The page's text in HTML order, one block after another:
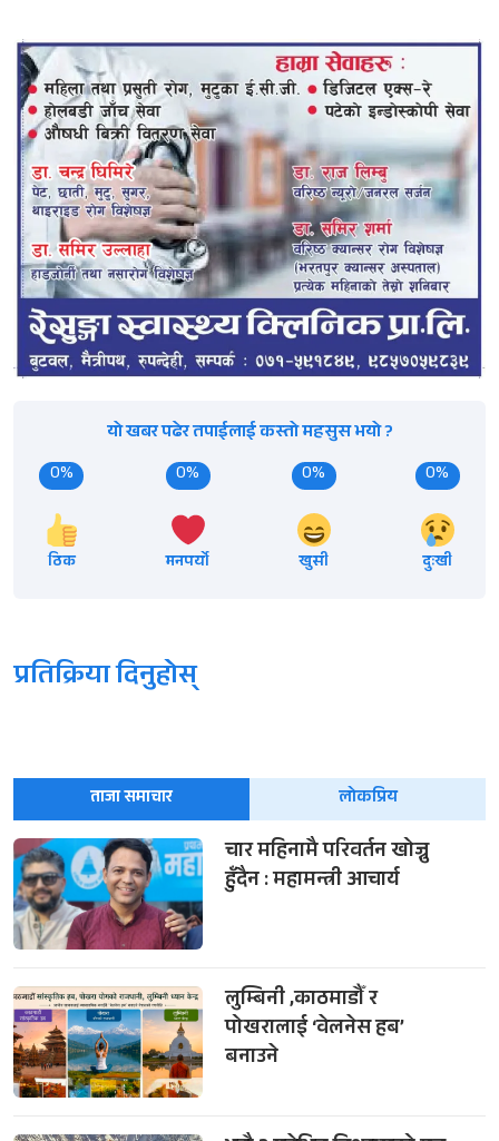
यो खबर पढेर तपाईलाई कस्तो महसुस भयो ?
0%
ठिक
0%
मनपर्यो
0%
खुसी
0%
दुःखी
प्रतिक्रिया दिनुहोस्
ताजा समाचार लोकप्रिय
चार महिनामै परिवर्तन खोज्नु
हुँदैन : महामन्त्री आचार्य
लुम्बिनी ,काठमाडौँ र
पोखरालाई ‘वेलनेस हब’
बनाउने